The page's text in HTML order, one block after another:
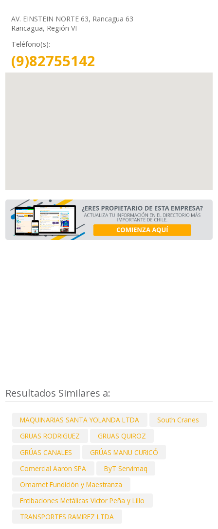
AV. EINSTEIN NORTE 63, Rancagua 63
Rancagua, Región VI
Teléfono(s):
(9)82755142
Resultados Similares a:
MAQUINARIAS SANTA YOLANDA LTDA
South Cranes
GRUAS RODRIGUEZ
GRUAS QUIROZ
GRÚAS CANALES
GRÚAS MANU CURICÓ
Comercial Aaron SPA
ByT Servimaq
Omamet Fundición y Maestranza
Entibaciones Metálicas Victor Peña y Lillo
TRANSPORTES RAMIREZ LTDA